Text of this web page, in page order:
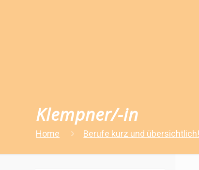
Klempner/-in
Home Berufe kurz und übersichtlich!